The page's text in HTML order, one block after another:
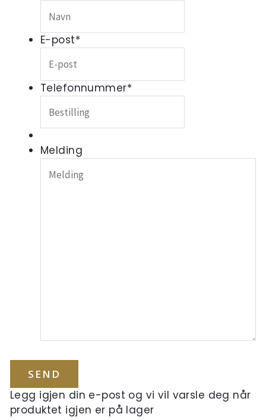
E-post*
Telefonnummer*
Melding
Legg igjen din e-post og vi vil varsle deg når
produktet igjen er på lager